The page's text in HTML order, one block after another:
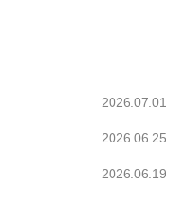
2026.07.01
2026.06.25
2026.06.19